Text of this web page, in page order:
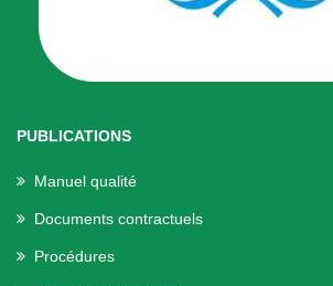
PUBLICATIONS
Manuel qualité
Documents contractuels
Procédures